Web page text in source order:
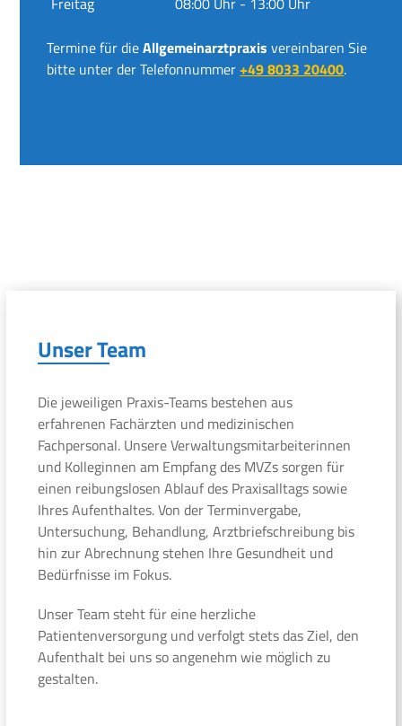
Termine für dieAllgemeinarztpraxis vereinbaren Sie
bitte unter der Telefonnummer+49 8033 20400.
Unser Team
Die jeweiligen Praxis-Teams bestehen aus
erfahrenen Fachärzten und medizinischen
Fachpersonal. Unsere Verwaltungsmitarbeiterinnen
und Kolleginnen am Empfang des MVZs sorgen für
einen reibungslosen Ablauf des Praxisalltags sowie
Ihres Aufenthaltes. Von der Terminvergabe,
Untersuchung, Behandlung, Arztbriefschreibung bis
hin zur Abrechnung stehen Ihre Gesundheit und
Bedürfnisse im Fokus.
Unser Team steht für eine herzliche
Patientenversorgung und verfolgt stets das Ziel, den
Aufenthalt bei uns so angenehm wie möglich zu
gestalten.